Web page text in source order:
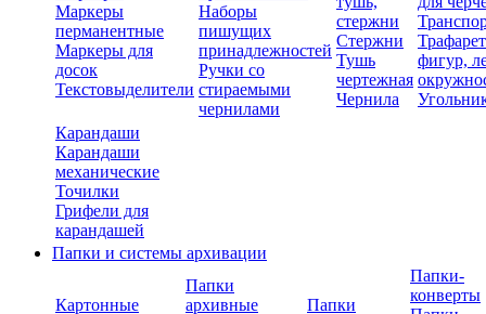
Маркеры
перманентные
Маркеры для
досок
Текстовыделители
Наборы
пишущих
принадлежностей
Ручки со
стираемыми
чернилами
стержни
Стержни
Тушь
чертежная
Чернила
фигур,
Карандаши
Карандаши
механические
Точилки
Грифели для
карандашей
Папки и системы архивации
Картонные
Папки
архивные
Папки
Папки-
конверты